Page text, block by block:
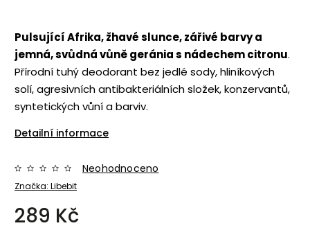
Pulsující Afrika, žhavé slunce, zářivé barvy a
jemná, svůdná vůně geránia s nádechem citronu.
Přírodní tuhý deodorant bez jedlé sody, hliníkových
solí, agresivních antibakteriálních složek, konzervantů,
syntetických vůní a barviv.
Detailní informace
Značka: Libebit
Neohodnoceno
289 Kč